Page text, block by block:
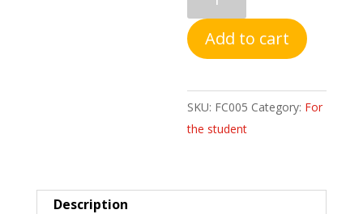
FRUITS
МОЛИВ
НВ
Add to cart
SKU: FC005 Category: For
the student
Description